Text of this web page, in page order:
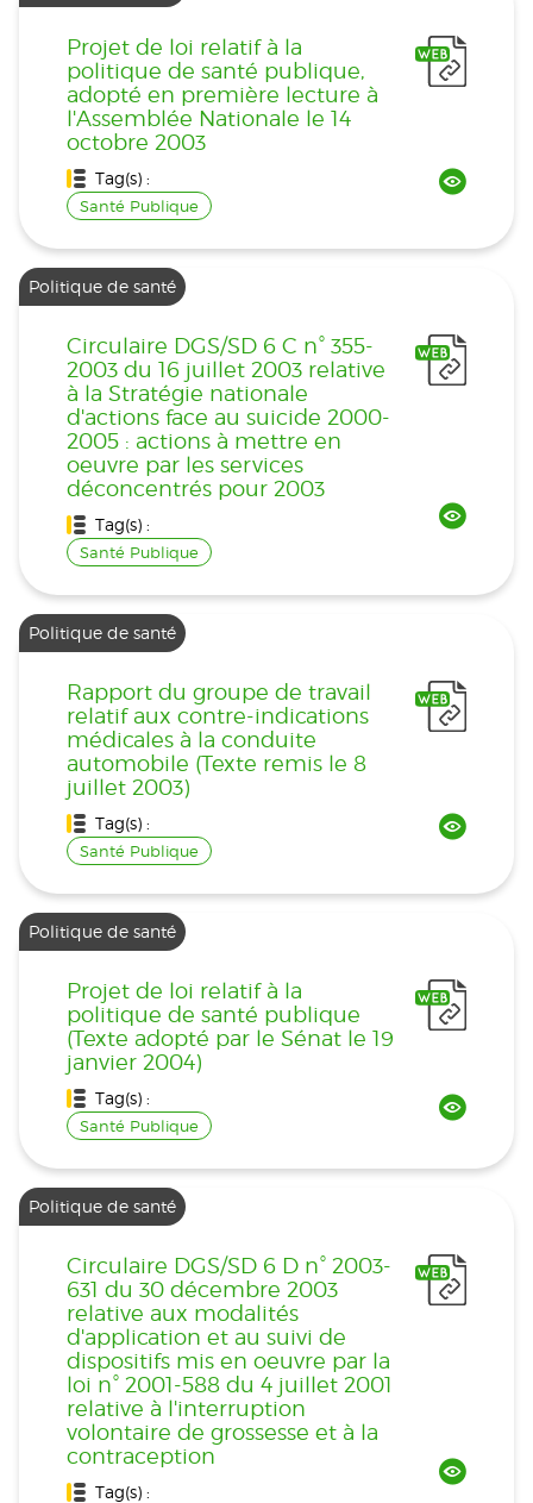
Projet de loi relatif à la
politique de santé publique,
adopté en première lecture à
l'Assemblée Nationale le 14
octobre 2003
Tag(s) :
Santé Publique
Politique de santé
Circulaire DGS/SD 6 C n° 355-
2003 du 16 juillet 2003 relative
à la Stratégie nationale
d'actions face au suicide 2000-
2005 : actions à mettre en
oeuvre par les services
déconcentrés pour 2003
Tag(s) :
Santé Publique
Politique de santé
Rapport du groupe de travail
relatif aux contre-indications
médicales à la conduite
automobile (Texte remis le 8
juillet 2003)
Tag(s) :
Santé Publique
Politique de santé
Projet de loi relatif à la
politique de santé publique
(Texte adopté par le Sénat le 19
janvier 2004)
Tag(s) :
Santé Publique
Politique de santé
Circulaire DGS/SD 6 D n° 2003-
631 du 30 décembre 2003
relative aux modalités
d'application et au suivi de
dispositifs mis en oeuvre par la
loi n° 2001-588 du 4 juillet 2001
relative à l'interruption
volontaire de grossesse et à la
contraception
Tag(s) :